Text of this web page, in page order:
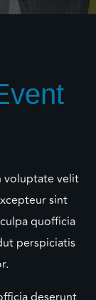
voluptate velit
sint
quofficia
perspiciatis